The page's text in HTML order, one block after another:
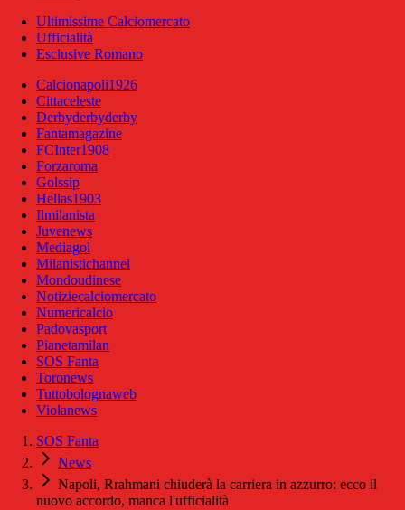
Ultimissime Calciomercato
Ufficialità
Esclusive Romano
Calcionapoli1926
Cittaceleste
Derbyderbyderby
Fantamagazine
FCInter1908
Forzaroma
Golssip
Hellas1903
Ilmilanista
Juvenews
Mediagol
Milanistichannel
Mondoudinese
Notiziecalciomercato
Numericalcio
Padovasport
Pianetamilan
SOS Fanta
Toronews
Tuttobolognaweb
Violanews
SOS Fanta
News
Napoli, Rrahmani chiuderà la carriera in azzurro: ecco il
nuovo accordo, manca l'ufficialità